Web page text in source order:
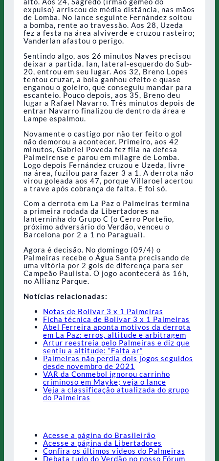
expulso) arriscou de média distância, nas mãos
de Lomba. No lance seguinte Fernández soltou
a bomba, rente ao travessão. Aos 28, Uzeda
fez a festa na área alviverde e cruzou rasteiro;
Vanderlan afastou o perigo.
Sentindo algo, aos 26 minutos Naves precisou
deixar a partida. Ian, lateral-esquerdo do Sub-
20, entrou em seu lugar. Aos 32, Breno Lopes
tentou cruzar, a bola ganhou efeito e quase
enganou o goleiro, que conseguiu mandar para
escanteio. Pouco depois, aos 35, Breno deu
lugar a Rafael Navarro. Três minutos depois de
entrar Navarro finalizou de dentro da área e
Lampe espalmou.
Novamente o castigo por não ter feito o gol
não demorou a acontecer. Primeiro, aos 42
minutos, Gabriel Poveda fez fila na defesa
Palmeirense e parou em milagre de Lomba.
Logo depois Fernández cruzou e Uzeda, livre
na área, fuzilou para fazer 3 a 1. A derrota não
virou goleada aos 47, porque Villaroel acertou
a trave após cobrança de falta. E foi só.
Com a derrota em La Paz o Palmeiras termina
a primeira rodada da Libertadores na
lanterninha do Grupo C (o Cerro Porteño,
próximo adversário do Verdão, venceu o
Barcelona por 2 a 1 no Paraguai).
Agora é decisão. No domingo (09/4) o
Palmeiras recebe o Água Santa precisando de
uma vitória por 2 gols de diferença para ser
Campeão Paulista. O jogo acontecerá às 16h,
no Allianz Parque.
Notícias relacionadas:
Notas de Bolívar 3 x 1 Palmeiras
Ficha técnica de Bolívar 3 x 1 Palmeiras
Abel Ferreira aponta motivos da derrota
em La Paz: erros, altitude e arbitragem
Artur reestreia pelo Palmeiras e diz que
sentiu a altitude: “Falta ar”
Palmeiras não perdia dois jogos seguidos
desde novembro de 2021
VAR da Conmebol ignorou carrinho
criminoso em Mayke; veja o lance
Veja a classificação atualizada do grupo
do Palmeiras
Acesse a página do Brasileirão
Acesse a página da Libertadores
Confira os últimos vídeos do Palmeiras
Debata tudo do Verdão no nosso Fórum